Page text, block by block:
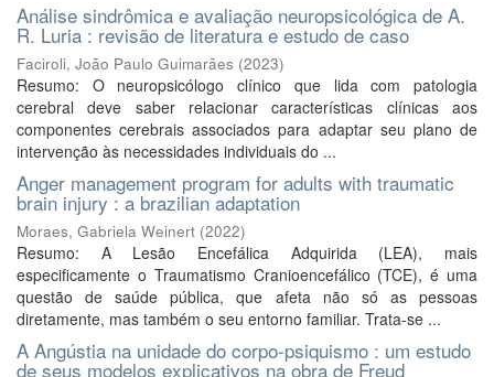
Análise sindrômica e avaliação neuropsicológica de A.
R. Luria : revisão de literatura e estudo de caso
Faciroli, João Paulo Guimarães (2023)
Resumo: O neuropsicólogo clínico que lida com patologia
cerebral deve saber relacionar características clínicas aos
componentes cerebrais associados para adaptar seu plano de
intervenção às necessidades individuais do ...
Anger management program for adults with traumatic
brain injury : a brazilian adaptation
Moraes, Gabriela Weinert (2022)
Resumo: A Lesão Encefálica Adquirida (LEA), mais
especificamente o Traumatismo Cranioencefálico (TCE), é uma
questão de saúde pública, que afeta não só as pessoas
diretamente, mas também o seu entorno familiar. Trata-se ...
A Angústia na unidade do corpo-psiquismo : um estudo
de seus modelos explicativos na obra de Freud